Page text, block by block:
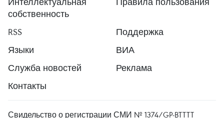
собственность
RSS
Поддержка
Языки
ВИА
Служба новостей
Реклама
Контакты
Свидельство о регистрации СМИ № 1374/GP-BTTTT